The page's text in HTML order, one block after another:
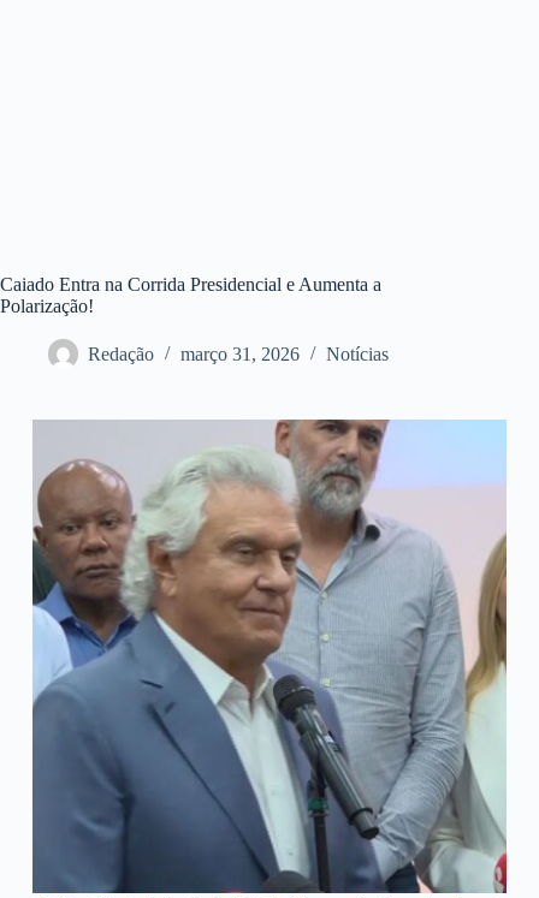
Caiado Entra na Corrida Presidencial e Aumenta a
Polarização!
Redação março 31, 2026 Notícias